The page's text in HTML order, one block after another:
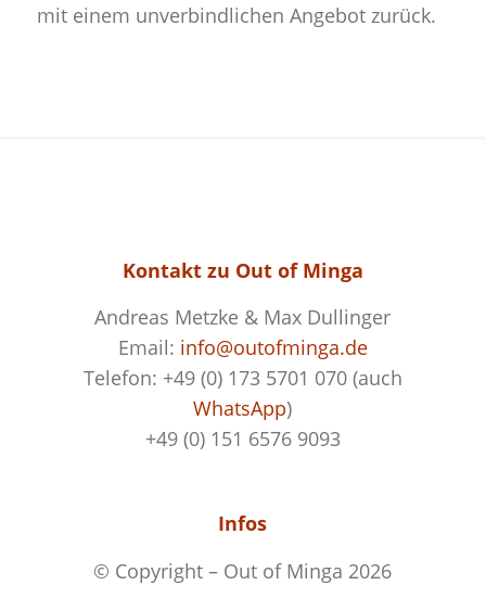
mit einem unverbindlichen Angebot zurück.
Kontakt zu Out of Minga
Andreas Metzke & Max Dullinger
Email: info@outofminga.de
Telefon: +49 (0) 173 5701 070 (auch
WhatsApp)
+49 (0) 151 6576 9093
Infos
© Copyright – Out of Minga 2026